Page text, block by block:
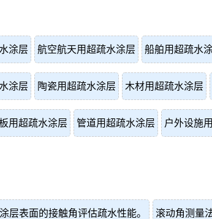
涂层 航空航天用超疏水涂层 船舶用超疏水
涂层 陶瓷用超疏水涂层 木材用超疏水涂层
用超疏水涂层 管道用超疏水涂层 户外设施
层表面的接触角评估疏水性能。 滚动角测量